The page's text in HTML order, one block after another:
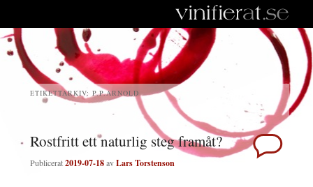
ETIKETTARKIV: P.P.ARNOLD
Rostfritt ett naturlig steg framåt?
Publicerat2019-07-18avLars Torstenson